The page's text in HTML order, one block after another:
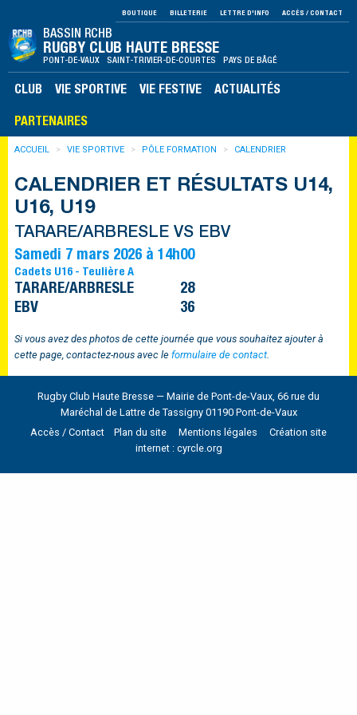
BOUTIQUE BILLETERIE LETTRE D'INFO ACCÈS / CONTACT
BASSIN RCHB
RUGBY CLUB HAUTE BRESSE
PONT-DE-VAUX SAINT-TRIVIER-DE-COURTES PAYS DE BÂGÉ
CLUB VIE SPORTIVE VIE FESTIVE ACTUALITÉS
PARTENAIRES
ACCUEIL VIE SPORTIVE PÔLE FORMATION CALENDRIER
CALENDRIER ET RÉSULTATS U14,
U16, U19
TARARE/ARBRESLE VS EBV
Samedi 7 mars 2026 à 14h00
Cadets U16 - Teulière A
TARARE/ARBRESLE
28
EBV
36
Si vous avez des photos de cette journée que vous souhaitez ajouter à
cette page, contactez-nous avec le formulaire de contact
Rugby Club Haute Bresse — Mairie de Pont-de-Vaux, 66 rue du
Maréchal de Lattre de Tassigny 01190 Pont-de-Vaux
Accès / Contact
Plan du site Mentions légales
Création site
internet : cyrcle.org